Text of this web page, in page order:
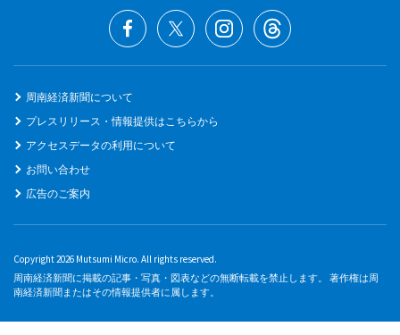
周南経済新聞について
プレスリリース・情報提供はこちらから
アクセスデータの利用について
お問い合わせ
広告のご案内
Copyright 2026 Mutsumi Micro. All rights reserved.
周南経済新聞に掲載の記事・写真・図表などの無断転載を禁止します。 著作権は周
南経済新聞またはその情報提供者に属します。